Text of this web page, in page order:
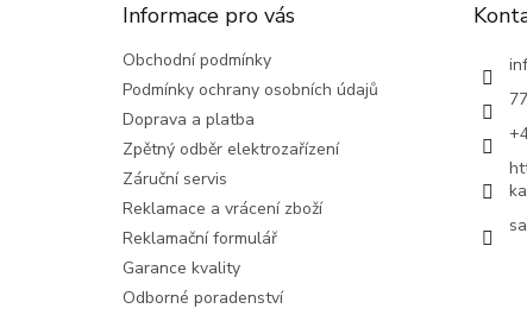
Informace pro vás
Obchodní podmínky
Podmínky ochrany osobních údajů
Doprava a platba
Zpětný odběr elektrozařízení
Záruční servis
Reklamace a vrácení zboží
Reklamační formulář
Garance kvality
Odborné poradenství